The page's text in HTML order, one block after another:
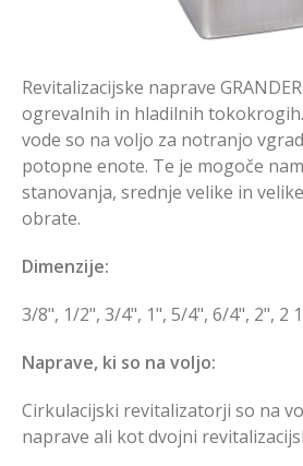
Revitalizacijske naprave
ogrevalnih in hladilnih
vode so na voljo za notranjo
potopne enote. Te je mogoče
stanovanja, srednje velike in
obrate.
Dimenzije:
3/8", 1/2", 3/4", 1", 5/4", 6/4", 2", 2
Naprave, ki so na voljo:
Cirkulacijski revitalizatorji so na
naprave ali kot dvojni